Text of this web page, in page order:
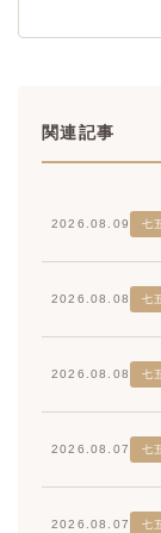
関連記事
2026.08.09 七
2026.08.08 七
2026.08.08 七
2026.08.07 七
2026.08.07 七